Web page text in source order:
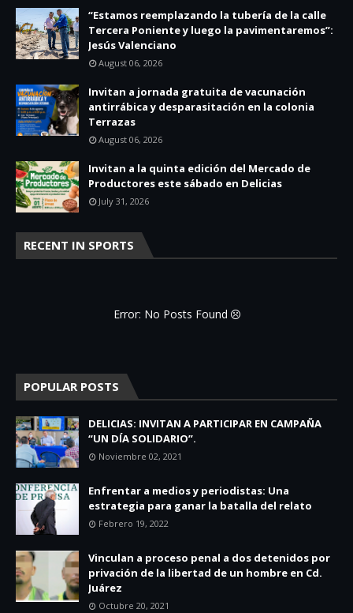
“Estamos reemplazando la tubería de la calle
Tercera Poniente y luego la pavimentaremos”:
Jesús Valenciano
August 06, 2026
Invitan a jornada gratuita de vacunación
antirrábica y desparasitación en la colonia
Terrazas
August 06, 2026
Invitan a la quinta edición del Mercado de
Productores este sábado en Delicias
July 31, 2026
RECENT IN SPORTS
Error: No Posts Found
POPULAR POSTS
DELICIAS: INVITAN A PARTICIPAR EN CAMPAÑA
“UN DÍA SOLIDARIO”.
Noviembre 02, 2021
Enfrentar a medios y periodistas: Una
estrategia para ganar la batalla del relato
Febrero 19, 2022
Vinculan a proceso penal a dos detenidos por
privación de la libertad de un hombre en Cd.
Juárez
Octubre 20, 2021